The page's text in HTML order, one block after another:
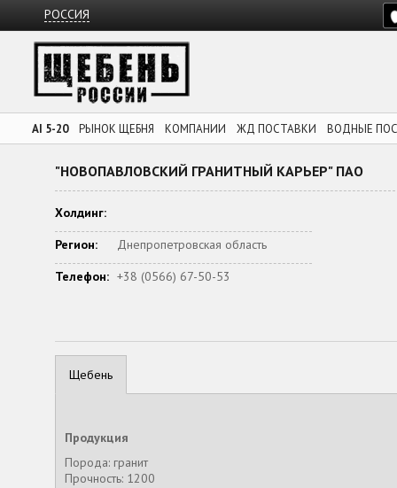
РОССИЯ
AI 5-20 РЫНОК ЩЕБНЯ КОМПАНИИ ЖД ПОСТАВКИ ВОДНЫЕ
"НОВОПАВЛОВСКИЙ ГРАНИТНЫЙ КАРЬЕР" ПАО
Холдинг:
Регион:
Днепропетровская область
Телефон: +38 (0566) 67-50-53
Щебень
Продукция
Порода: гранит
Прочность: 1200